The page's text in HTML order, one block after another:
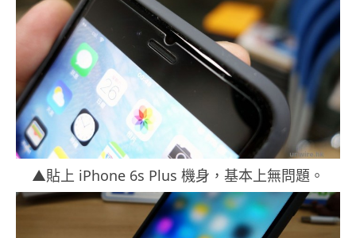
▲貼上 iPhone 6s Plus 機身，基本上無問題。